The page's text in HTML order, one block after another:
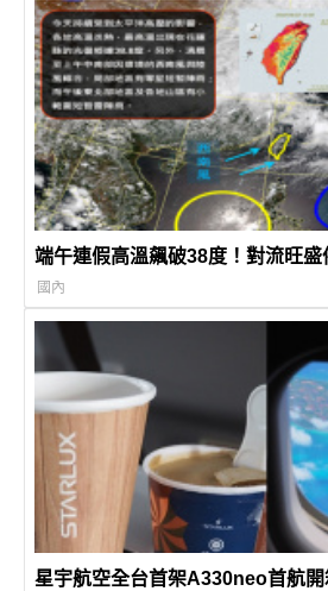
端午連假高溫飆破38度！對流旺盛
國內
星宇航空全台首架A330neo首航